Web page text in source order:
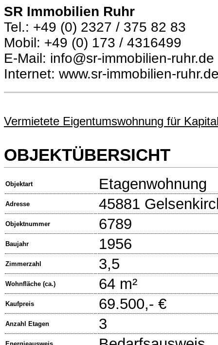
SR Immobilien Ruhr
Tel.: +49 (0) 2327 / 375 82 83
Mobil: +49 (0) 173 / 4316499
E-Mail: info@sr-immobilien-ruhr.de
Internet: www.sr-immobilien-
Vermietete Eigentumswohnung für
OBJEKTÜBERSICHT
Objektart Etagenwohnung
Adresse 45881
Objektnummer 6789
Baujahr 1956
Zimmerzahl 3,5
Wohnfläche (ca.) 64 m²
Kaufpreis 69.500,- €
Anzahl Etagen 3